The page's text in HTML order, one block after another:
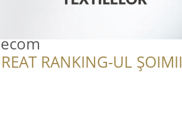
RANKING-UL ȘOIMII